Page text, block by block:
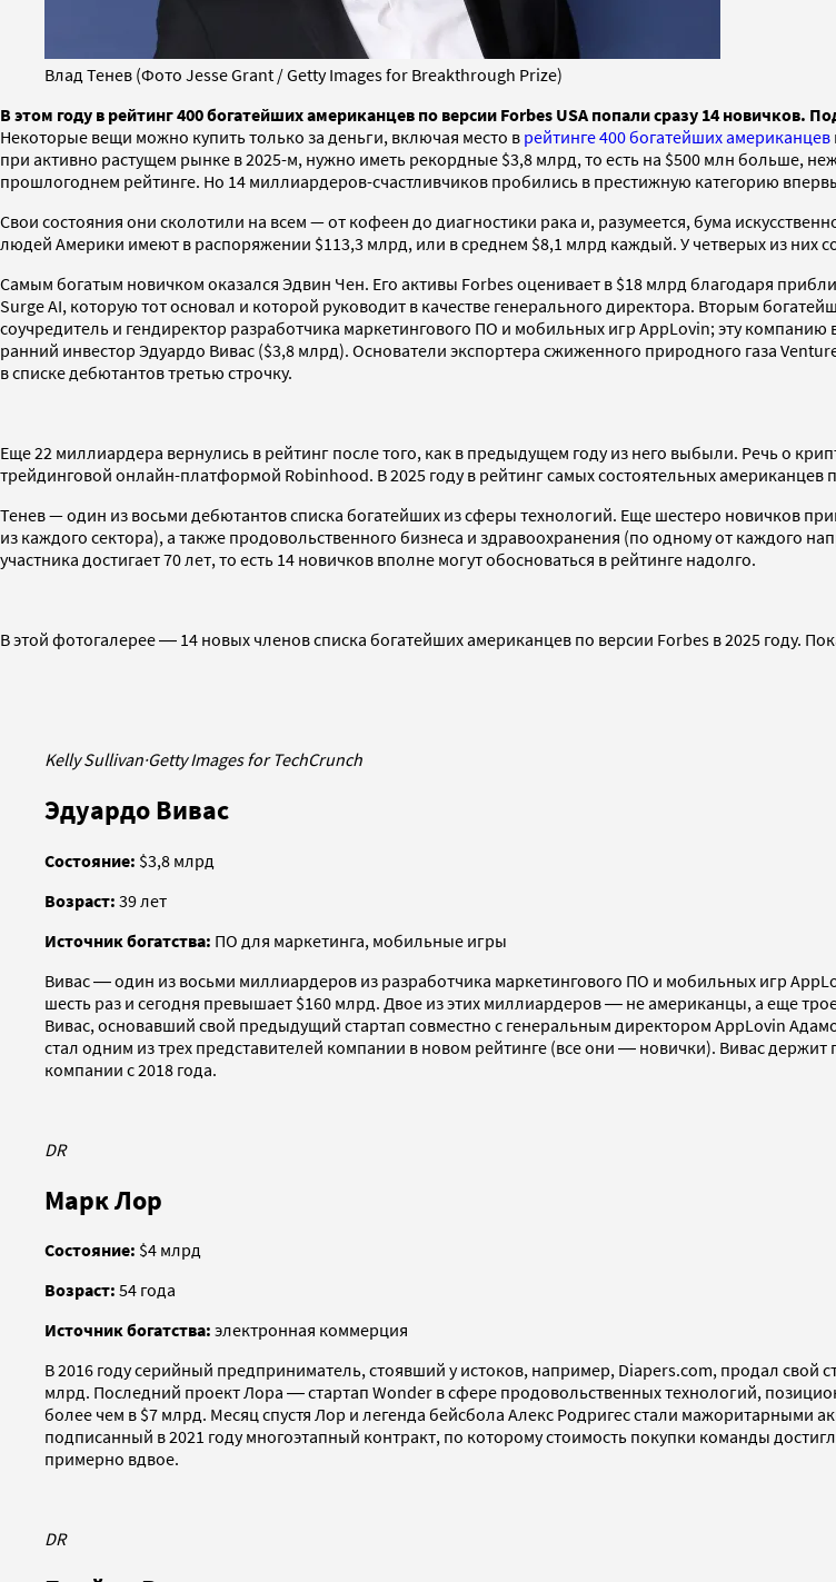
Влад Тенев (Фото Jesse Grant / Getty Images for Breakthrough Prize)
В этом году в рейтинг 400 богатейших американцев по версии Forbes USA попали сразу 14 новичков.
Некоторые вещи можно купить только за деньги, включая место в рейтинге 400 богатейших американцев
при активно растущем рынке в 2025-м, нужно иметь рекордные $3,8 млрд, то есть на $500 млн больше,
прошлогоднем рейтинге. Но 14 миллиардеров-счастливчиков пробились в престижную категорию
Свои состояния они сколотили на всем — от кофеен до диагностики рака и, разумеется, бума
людей Америки имеют в распоряжении $113,3 млрд, или в среднем $8,1 млрд каждый. У четверых из них
Самым богатым новичком оказался Эдвин Чен. Его активы Forbes оценивает в $18 млрд благодаря
Surge AI, которую тот основал и которой руководит в качестве генерального директора. Вторым
соучредитель и гендиректор разработчика маркетингового ПО и мобильных игр AppLovin; эту
ранний инвестор Эдуардо Вивас ($3,8 млрд). Основатели экспортера сжиженного природного газа
в списке дебютантов третью строчку.
Еще 22 миллиардера вернулись в рейтинг после того, как в предыдущем году из него выбыли. Речь о
трейдинговой онлайн-платформой Robinhood. В 2025 году в рейтинг самых состоятельных
Тенев — один из восьми дебютантов списка богатейших из сферы технологий. Еще шестеро новичков
из каждого сектора), а также продовольственного бизнеса и здравоохранения (по одному от каждого
участника достигает 70 лет, то есть 14 новичков вполне могут обосноваться в рейтинге надолго.
В этой фотогалерее ― 14 новых членов списка богатейших американцев по версии Forbes в 2025 году.
Kelly Sullivan·Getty Images for TechCrunch
Эдуардо Вивас
Состояние: $3,8 млрд
Возраст: 39 лет
Источник богатства: ПО для маркетинга, мобильные игры
Вивас ― один из восьми миллиардеров из разработчика маркетингового ПО и мобильных игр
шесть раз и сегодня превышает $160 млрд. Двое из этих миллиардеров ― не американцы, а еще
Вивас, основавший свой предыдущий стартап совместно с генеральным директором AppLovin
стал одним из трех представителей компании в новом рейтинге (все они ― новички). Вивас держит
компании с 2018 года.
DR
Марк Лор
Состояние: $4 млрд
Возраст: 54 года
Источник богатства: электронная коммерция
В 2016 году серийный предприниматель, стоявший у истоков, например, Diapers.com, продал свой
млрд. Последний проект Лора ― стартап Wonder в сфере продовольственных технологий,
более чем в $7 млрд. Месяц спустя Лор и легенда бейсбола Алекс Родригес стали
подписанный в 2021 году многоэтапный контракт, по которому стоимость покупки команды
примерно вдвое.
DR